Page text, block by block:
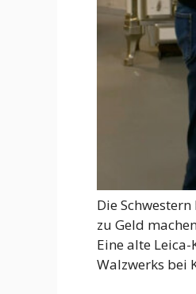
Die
zu Geld
Eine alte
Walzwerks bei